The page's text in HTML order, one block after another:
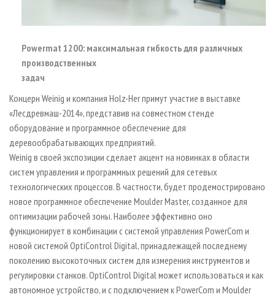
Powermat 1200: максимальная гибкость для различных
производственных
задач
Концерн Weinig и компания Holz-Her примут участие в выставке
«Лесдревмаш-2014», представив на совместном стенде
оборудование и программное обеспечение для
деревообрабатывающих предприятий.
Weinig в своей экспозиции сделает акцент на новинках в области
систем управления и программных решений для сетевых
технологических процессов. В частности, будет продемострировано
новое программное обеспечение Moulder Master, созданное для
оптимизации рабочей зоны. Наиболее эффективно оно
функционирует в комбинации с системой управления PowerCom и
новой системой OptiControl Digital, принадлежащей последнему
поколению высокоточных систем для измерения инструментов и
регулировки станков. OptiControl Digital может использоваться и как
автономное устройство, и с подключением к PowerCom и Moulder